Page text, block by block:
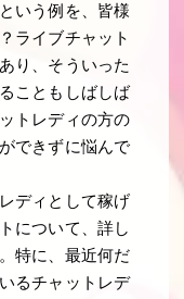
いう例を、皆様
ライブチャット
り、そういった
こともしばしば
トレディの方の
できずに悩んで
ディとして稼げ
について、詳し
特に、最近何だ
るチャットレデ